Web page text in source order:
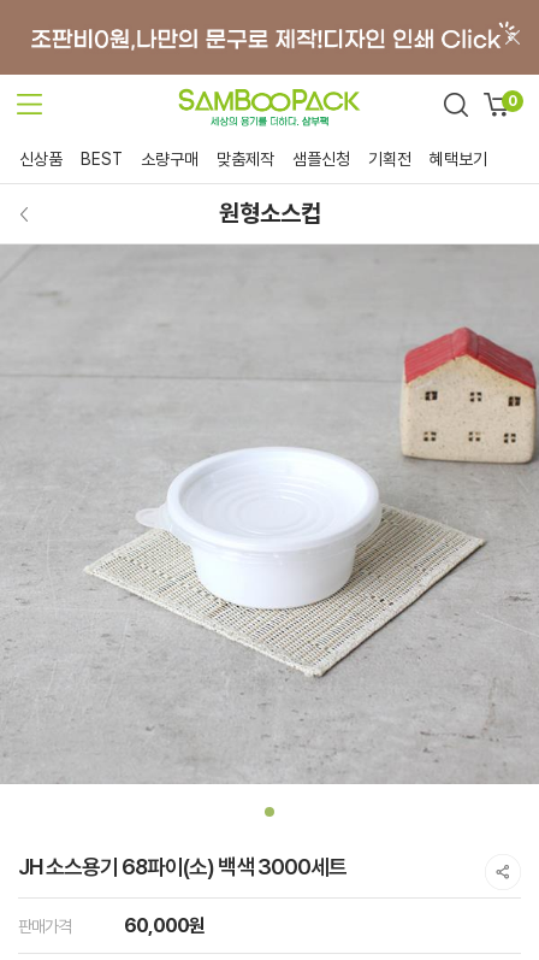
0
신상품 BEST 소량구매 맞춤제작 샘플신청 기획전 혜택보기
원형소스컵
JH 소스용기 68파이(소) 백색 3000세트
판매가격 60,000원